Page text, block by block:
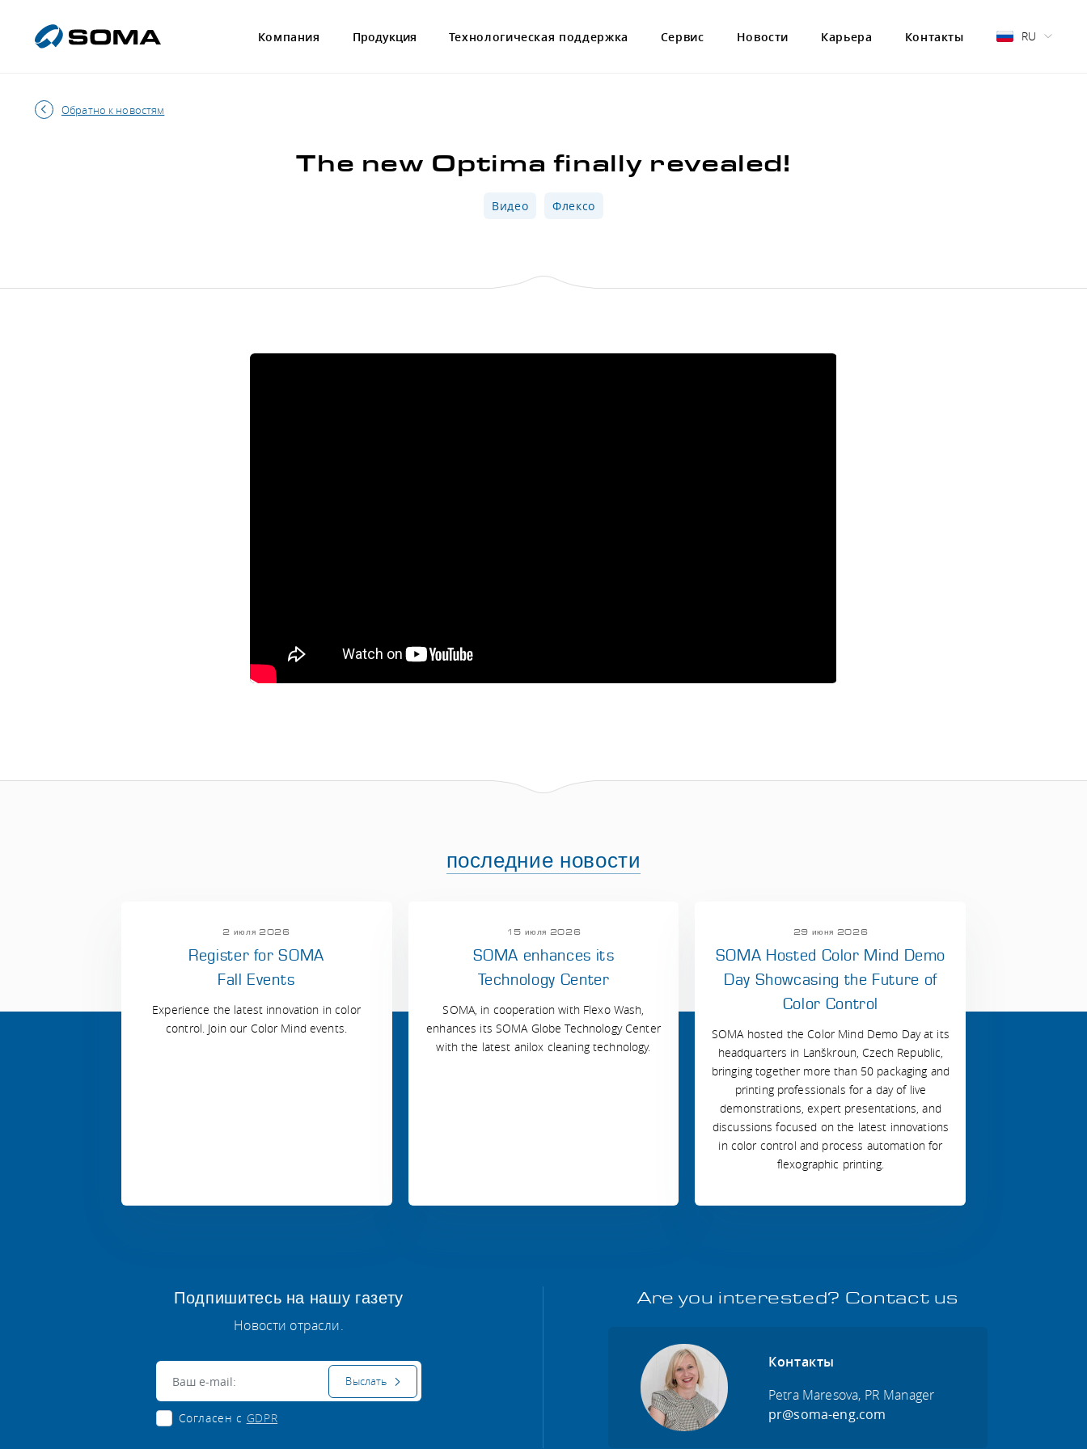
Компания Продукция Технологическая поддержка Сервис Новости Карьера Контакты RU
Обратно к новостям
The new Optima finally revealed!
Видео Флексо
последние новости
2 июля 2026
Register for SOMA
Fall Events
Experience the latest innovation in color
control. Join our Color Mind events.
15 июля 2026
SOMA enhances its
Technology Center
SOMA, in cooperation with Flexo Wash,
enhances its SOMA Globe Technology Center
with the latest anilox cleaning technology.
29 июня 2026
SOMA Hosted Color Mind Demo
Day Showcasing the Future of
Color Control
SOMA hosted the Color Mind Demo Day at its
headquarters in Lanškroun, Czech Republic,
bringing together more than 50 packaging and
printing professionals for a day of live
demonstrations, expert presentations, and
discussions focused on the latest innovations
in color control and process automation for
flexographic printing.
Подпишитесь на нашу газету
Новости отрасли.
Согласен с GDPR
Выслать
Are you interested? Contact us
Контакты
Petra Maresova, PR Manager
pr@soma-eng.com